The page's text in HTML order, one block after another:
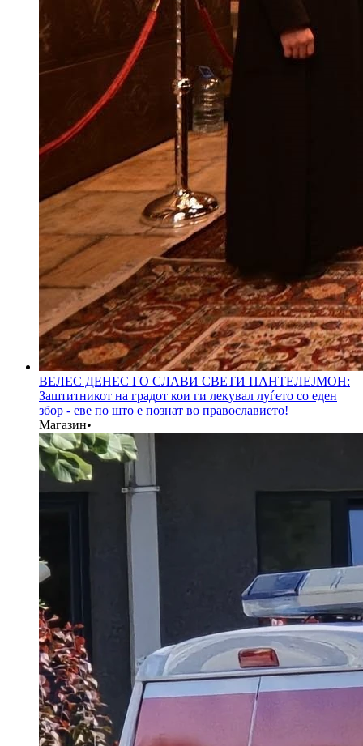
ВЕЛЕС ДЕНЕС ГО СЛАВИ СВЕТИ ПАНТЕЛЕЈМОН:
Заштитникот на градот кои ги лекувал луѓето со еден
збор - еве по што е познат во православието!
Магазин•